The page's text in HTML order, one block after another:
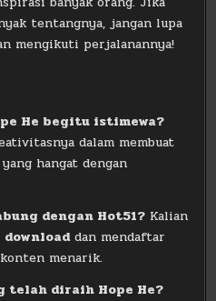
tentangnya, jangan lupa
mengikuti perjalanannya!
He begitu istimewa?
dalam membuat
hangat dengan
dengan Hot51? Kalian
downloaddan mendaftar
menarik.
telah diraih Hope He?